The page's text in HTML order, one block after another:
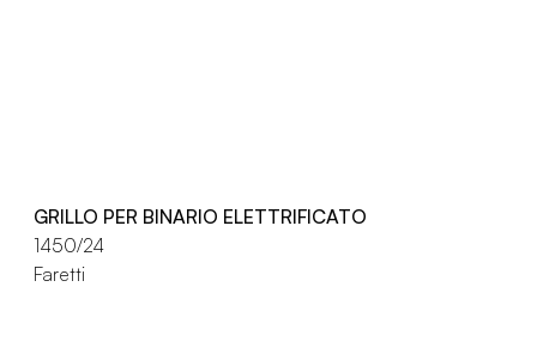
GRILLO PER BINARIO ELETTRIFICATO
1450/24
Faretti